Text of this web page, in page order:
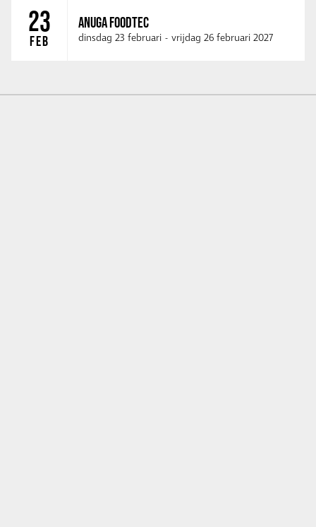
23
FEB
ANUGA FOODTEC
dinsdag 23 februari - vrijdag 26 februari 2027